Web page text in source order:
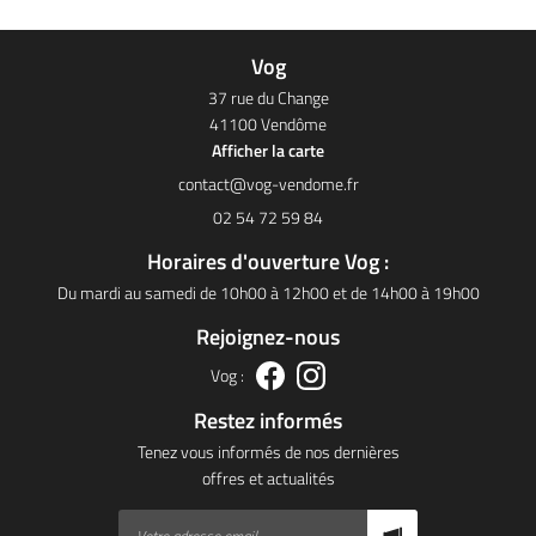
Vog
37 rue du Change
41100 Vendôme
Afficher la carte
02 54 72 59 84
Horaires d'ouverture Vog :
Du mardi au samedi de 10h00 à 12h00 et de 14h00 à 19h00
Rejoignez-nous
Vog :
Restez informés
Tenez vous informés de nos dernières
offres et actualités